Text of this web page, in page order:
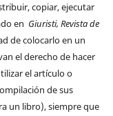
copiar, ejecutar
en Giuristi, Revista de
de colocarlo en un
el derecho de hacer
el artículo o
de sus
un libro), siempre que